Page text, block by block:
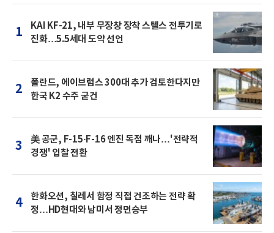
1
KAI KF-21, 내부 무장창 장착 스텔스 전투기로
진화…5.5세대 도약 선언
2
폴란드, 에이브럼스 300대 추가 검토한다지만
한국 K2 수주 굳건
3
美 공군, F-15·F-16 엔진 독점 깨나…'전략적
경쟁' 입찰 전환
4
한화오션, 칠레서 함정 직접 건조하는 전략 확
정…HD현대와 남미서 정면승부